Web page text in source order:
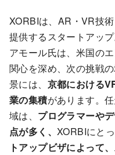
XORBIは、AR・VR技
提供するスタートアッ
アモール氏は、米国の
関心を深め、次の挑戦
景には、 京都における
業の集積があります。
域は、 プログラマーや
点が多く、 XORBIにと
トアップビザによって